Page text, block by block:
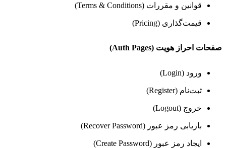
قوانین و مقررات (Terms & Conditions)
قیمت‌گذاری (Pricing)
صفحات احراز هویت (Auth Pages)
ورود (Login)
ثبت‌نام (Register)
خروج (Logout)
بازیابی رمز عبور (Recover Password)
ایجاد رمز عبور (Create Password)